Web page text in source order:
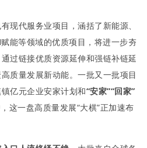
现代服务业项目，涵括了新能源、
能等领域的优质项目，将进一步夯
过链接优质资源延伸和强链补链延
质量发展新动能。一批又一批项目
亿元企业安家计划和“安家”“回家”
，这一盘高质量发展“大棋”正加速布